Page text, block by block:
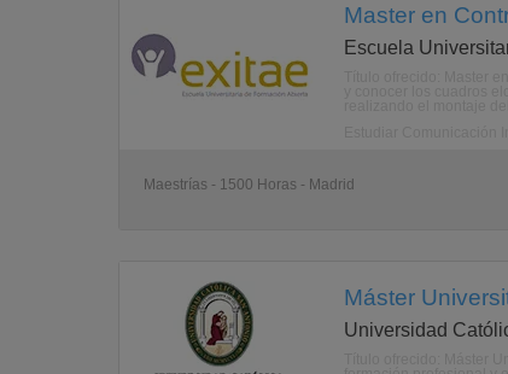
Master en
Escuela
Maestrías - 1500 Horas - Madrid
Máster
Universidad